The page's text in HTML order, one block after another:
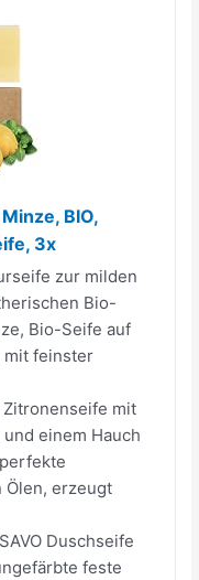
BIO,
3x
zur milden
Bio-
Bio-Seife auf
mit feinster
Zitronenseife mit
einem Hauch
Ölen, erzeugt
Duschseife
feste